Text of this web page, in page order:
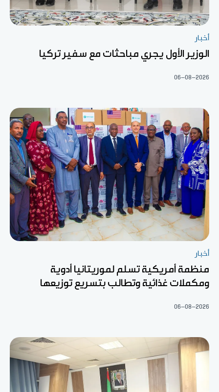
أخبار
الوزير الأول يجري مباحثات مع سفير تركيا
06-08-2026
أخبار
منظمة أمريكية تسلم لموريتانيا أدوية
ومكملات غذائية وتطالب بتسريع توزيعها
06-08-2026